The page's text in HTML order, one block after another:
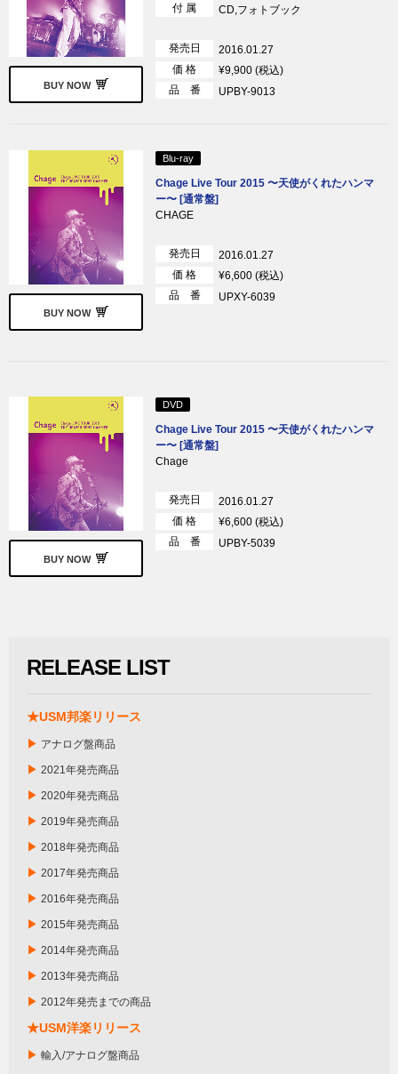
BUY NOW
付 属
CD,フォトブック
発売日
2016.01.27
価 格
¥9,900 (税込)
品 番
UPBY-9013
BUY NOW
Blu-ray
Chage Live Tour 2015 〜天使がくれたハンマ
ー〜 [通常盤]
CHAGE
発売日
2016.01.27
価 格
¥6,600 (税込)
品 番
UPXY-6039
BUY NOW
DVD
Chage Live Tour 2015 〜天使がくれたハンマ
ー〜 [通常盤]
Chage
発売日
2016.01.27
価 格
¥6,600 (税込)
品 番
UPBY-5039
RELEASE LIST
★USM邦楽リリース
▶ アナログ盤商品
▶ 2021年発売商品
▶ 2020年発売商品
▶ 2019年発売商品
▶ 2018年発売商品
▶ 2017年発売商品
▶ 2016年発売商品
▶ 2015年発売商品
▶ 2014年発売商品
▶ 2013年発売商品
▶ 2012年発売までの商品
★USM洋楽リリース
▶ 輸入/アナログ盤商品